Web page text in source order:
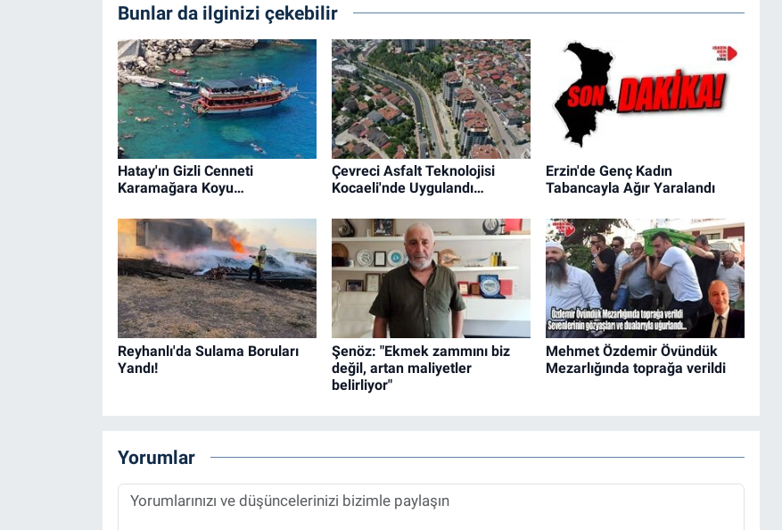
Bunlar da ilginizi çekebilir
Hatay'ın Gizli Cenneti
Karamağara Koyu…
Çevreci Asfalt Teknolojisi
Kocaeli'nde Uygulandı…
Erzin'de Genç Kadın
Tabancayla Ağır Yaralandı
Reyhanlı'da Sulama Boruları
Yandı!
Şenöz: "Ekmek zammını biz
değil, artan maliyetler
belirliyor"
Mehmet Özdemir Övündük
Mezarlığında toprağa verildi
Yorumlar